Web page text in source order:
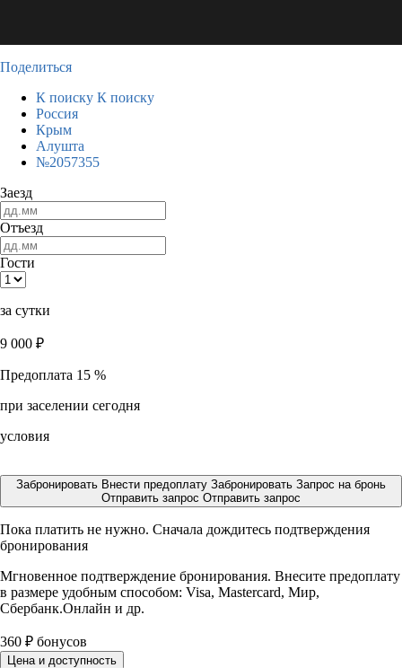
Поделиться
К поиску К поиску
Россия
Крым
Алушта
№2057355
Заезд
Отъезд
Гости
за сутки
9 000 ₽
Предоплата 15 %
при заселении сегодня
условия
Забронировать Внести предоплату Забронировать Запрос на бронь
Отправить запрос Отправить запрос
Пока платить не нужно. Сначала дождитесь подтверждения
бронирования
Мгновенное подтверждение бронирования. Внесите предоплату
в размере удобным способом: Visa, Mastercard, Мир,
Сбербанк.Онлайн и др.
360 ₽ бонусов
Цена и доступность